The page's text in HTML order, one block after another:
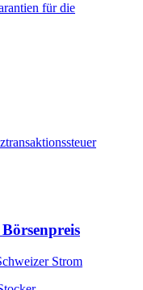
für die
Strom